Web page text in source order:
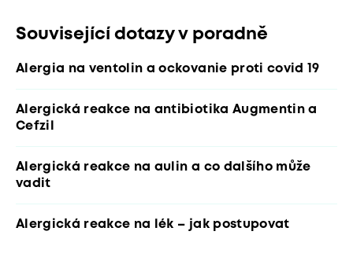
Související dotazy v poradně
Alergia na ventolin a ockovanie proti covid 19
Alergická reakce na antibiotika Augmentin a
Cefzil
Alergická reakce na aulin a co dalšího může
vadit
Alergická reakce na lék – jak postupovat